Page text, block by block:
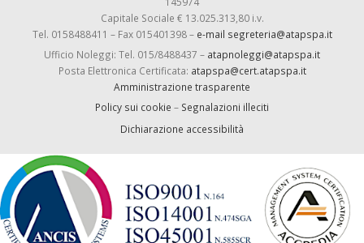
Capitale Sociale € 13.025.313,80 i.v.
Tel. 0158488411 – Fax 015401398 – e-mail segreteria@atapspa.it
Ufficio Noleggi: Tel. 015/8488437 – atapnoleggi@atapspa.it
Posta Elettronica Certificata: atapspa@cert.atapspa.it
Amministrazione trasparente
Policy sui cookie – Segnalazioni illeciti
Dichiarazione accessibilità